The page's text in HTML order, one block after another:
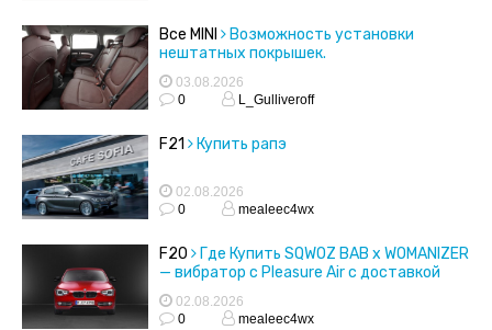
Все MINI
Возможность установки
нештатных покрышек.
03.08.2026
0
L_Gulliveroff
F21 Купить рапэ
02.08.2026
0
mealeec4wx
F20
Где Купить SQWOZ BAB x WOMANIZER
— вибратор с Pleasure Air с доставкой
02.08.2026
0
mealeec4wx